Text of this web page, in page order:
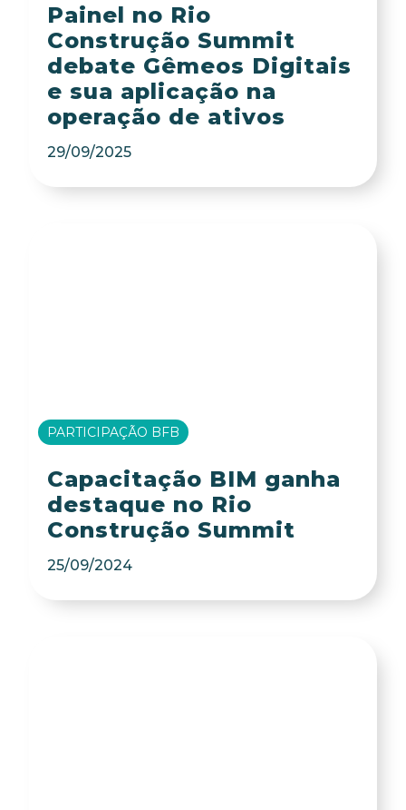
Painel no Rio
Construção Summit
debate Gêmeos Digitais
e sua aplicação na
operação de ativos
29/09/2025
PARTICIPAÇÃO BFB
Capacitação BIM ganha
destaque no Rio
Construção Summit
25/09/2024